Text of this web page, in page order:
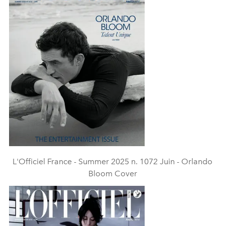
L'Officiel France - Summer 2025 n. 1072 Juin - Orlando
Bloom Cover